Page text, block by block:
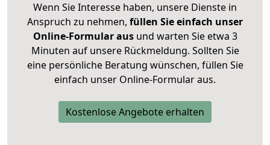
Wenn Sie Interesse haben, unsere Dienste in
Anspruch zu nehmen, füllen Sie einfach unser
Online-Formular ausund warten Sie etwa 3
Minuten auf unsere Rückmeldung. Sollten Sie
eine persönliche Beratung wünschen, füllen Sie
einfach unser Online-Formular aus.
Kostenlose Angebote erhalten